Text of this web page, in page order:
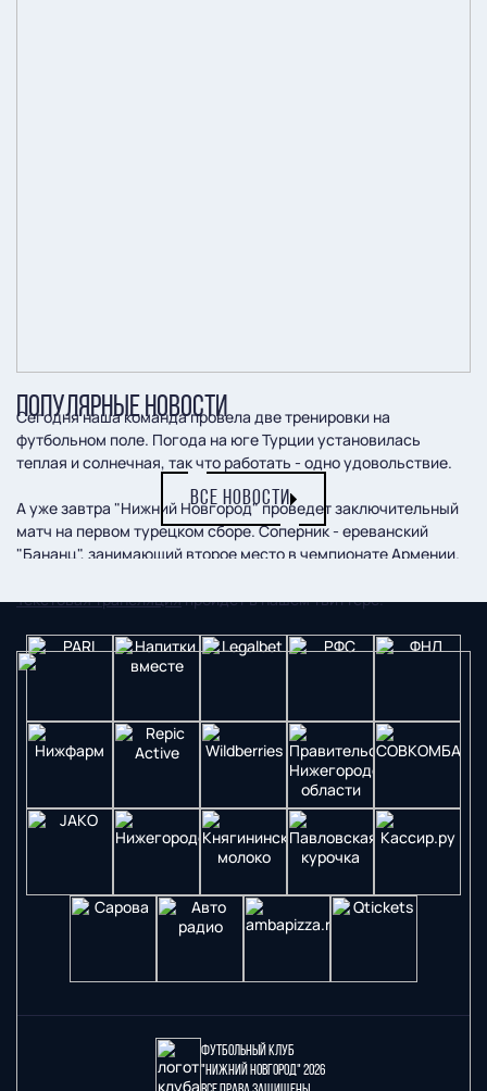
Сегодня наша команда провела две тренировки на
футбольном поле. Погода на юге Турции установилась
теплая и солнечная, так что работать - одно удовольствие.
А уже завтра "Нижний Новгород" проведет заключительный
матч на первом турецком сборе. Соперник - ереванский
"Бананц", занимающий второе место в чемпионате Армении.
Текстовая трансляцияпройдет в нашем твиттере.
ПОПУЛЯРНЫЕ НОВОСТИ
ВСЕ НОВОСТИ
Футбольный клуб
"Нижний Новгород" 2026